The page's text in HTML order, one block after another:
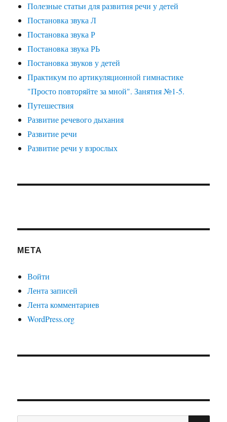
Полезные статьи для развития речи у детей
Постановка звука Л
Постановка звука Р
Постановка звука РЬ
Постановка звуков у детей
Практикум по артикуляционной гимнастике
"Просто повторяйте за мной". Занятия №1-5.
Путешествия
Развитие речевого дыхания
Развитие речи
Развитие речи у взрослых
МЕТА
Войти
Лента записей
Лента комментариев
WordPress.org